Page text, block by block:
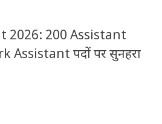
2026: 200 Assistant
Assistant पदों पर सुनहरा